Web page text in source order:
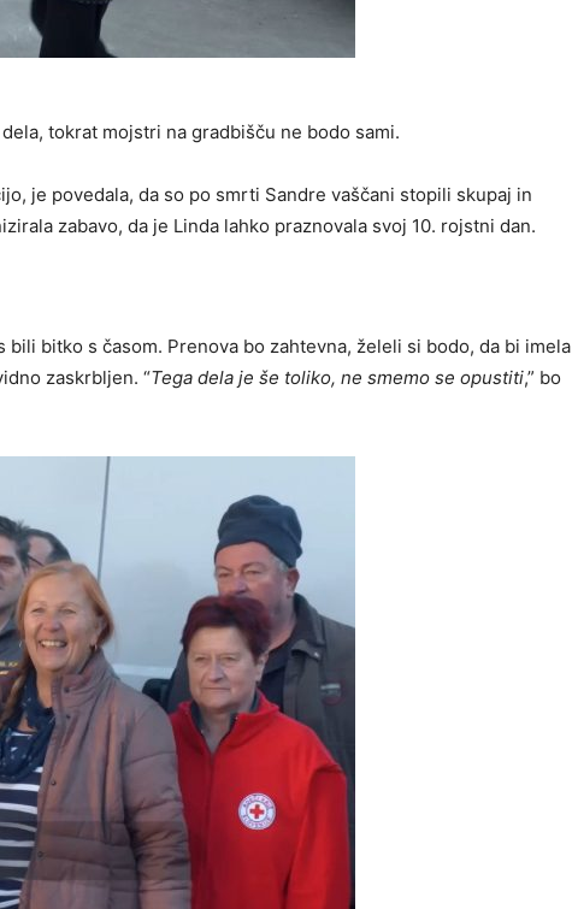
tokrat mojstri na gradbišču ne bodo sami.
je povedala, da so po smrti Sandre vaščani stopili skupaj in
zabavo, da je Linda lahko praznovala svoj 10. rojstni dan.
bitko s časom. Prenova bo zahtevna, želeli si bodo, da bi imela
zaskrbljen. “Tega dela je še toliko, ne smemo se opustiti,” bo